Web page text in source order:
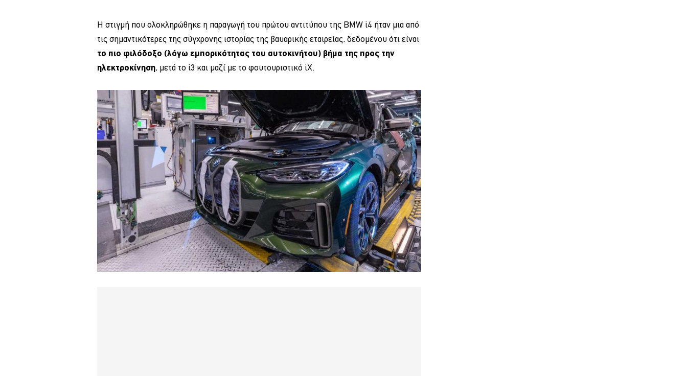
Η στιγμή που ολοκληρώθηκε η παραγωγή του πρώτου αντιτύπου της BMW i4 ήταν μια από
τις σημαντικότερες της σύγχρονης ιστορίας της βαυαρικής εταιρείας, δεδομένου ότι είναι
το πιο φιλόδοξο (λόγω εμπορικότητας του αυτοκινήτου) βήμα της προς την
ηλεκτροκίνηση, μετά το i3 και μαζί με το φουτουριστικό iX.